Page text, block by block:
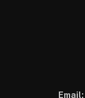
Email: